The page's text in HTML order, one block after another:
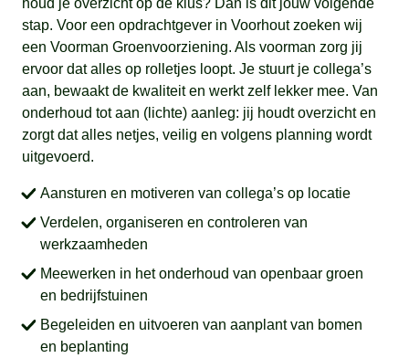
houd je overzicht op de klus? Dan is dit jouw volgende
stap. Voor een opdrachtgever in Voorhout zoeken wij
een Voorman Groenvoorziening. Als voorman zorg jij
ervoor dat alles op rolletjes loopt. Je stuurt je collega’s
aan, bewaakt de kwaliteit en werkt zelf lekker mee. Van
onderhoud tot aan (lichte) aanleg: jij houdt overzicht en
zorgt dat alles netjes, veilig en volgens planning wordt
uitgevoerd.
Aansturen en motiveren van collega’s op locatie
Verdelen, organiseren en controleren van
werkzaamheden
Meewerken in het onderhoud van openbaar groen
en bedrijfstuinen
Begeleiden en uitvoeren van aanplant van bomen
en beplanting